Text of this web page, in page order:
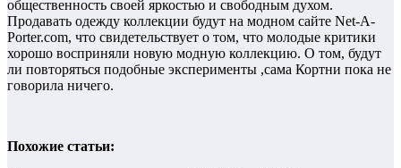
общественность своей яркостью и свободным духом.
Продавать одежду коллекции будут на модном сайте Net-A-
Porter.com, что свидетельствует о том, что молодые критики
хорошо восприняли новую модную коллекцию. О том, будут
ли повторяться подобные эксперименты ,сама Кортни пока не
говорила ничего.
Похожие статьи: